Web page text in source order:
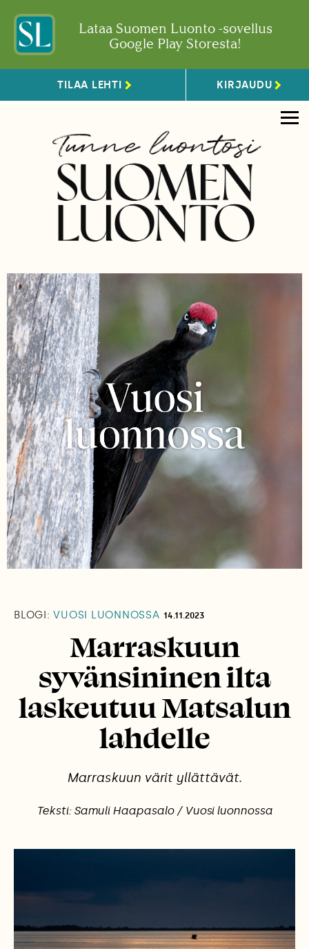
Lataa Suomen Luonto -sovellus
Google Play Storesta!
TILAA LEHTI KIRJAUDU
BLOGI: VUOSI LUONNOSSA 14.11.2023
Marraskuun
syvänsininen ilta
laskeutuu Matsalun
lahdelle
Marraskuun värit yllättävät.
Teksti: Samuli Haapasalo / Vuosi luonnossa